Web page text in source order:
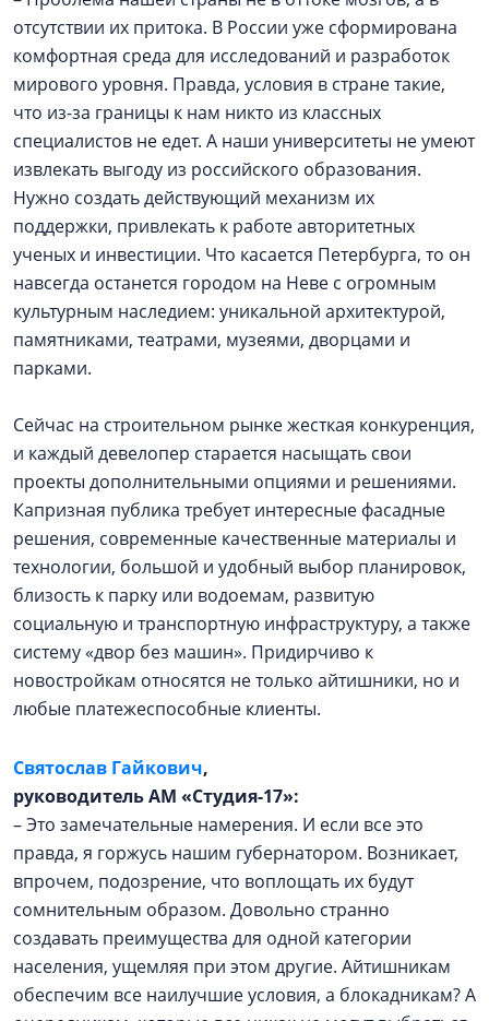
отсутствии их притока. В России уже сформирована
комфортная среда для исследований и разработок
мирового уровня. Правда, условия в стране такие,
что из-за границы к нам никто из классных
специалистов не едет. А наши университеты не умеют
извлекать выгоду из российского образования.
Нужно создать действующий механизм их
поддержки, привлекать к работе авторитетных
ученых и инвестиции. Что касается Петербурга, то он
навсегда останется городом на Неве с огромным
культурным наследием: уникальной архитектурой,
памятниками, театрами, музеями, дворцами и
парками.
Сейчас на строительном рынке жесткая конкуренция,
и каждый девелопер старается насыщать свои
проекты дополнительными опциями и решениями.
Капризная публика требует интересные фасадные
решения, современные качественные материалы и
технологии, большой и удобный выбор планировок,
близость к парку или водоемам, развитую
социальную и транспортную инфраструктуру, а также
систему «двор без машин». Придирчиво к
новостройкам относятся не только айтишники, но и
любые платежеспособные клиенты.
Cвятослав Гайкович,
руководитель АМ «Студия-17»:
– Это замечательные намерения. И если все это
правда, я горжусь нашим губернатором. Возникает,
впрочем, подозрение, что воплощать их будут
сомнительным образом. Довольно странно
создавать преимущества для одной категории
населения, ущемляя при этом другие. Айтишникам
обеспечим все наилучшие условия, а блокадникам? А